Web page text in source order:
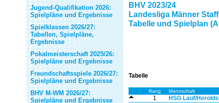
Jugend-Qualifikation 2026:
Spielpläne und Ergebnisse
Spielklassen 2026/27:
Tabellen, Spielpläne,
Ergebnisse
Pokalmeisterschaft 2025/26:
Spielpläne und Ergebnisse
Freundschaftsspiele 2026/27:
Spielpläne und Ergebnisse
BHV M-WM 2026/27:
Spielpläne und Ergebnisse
BHV 2023/24
Landesliga Männer
Tabelle und Spielplan
Tabelle
Rang Mannschaft
1
HSG Lauf/